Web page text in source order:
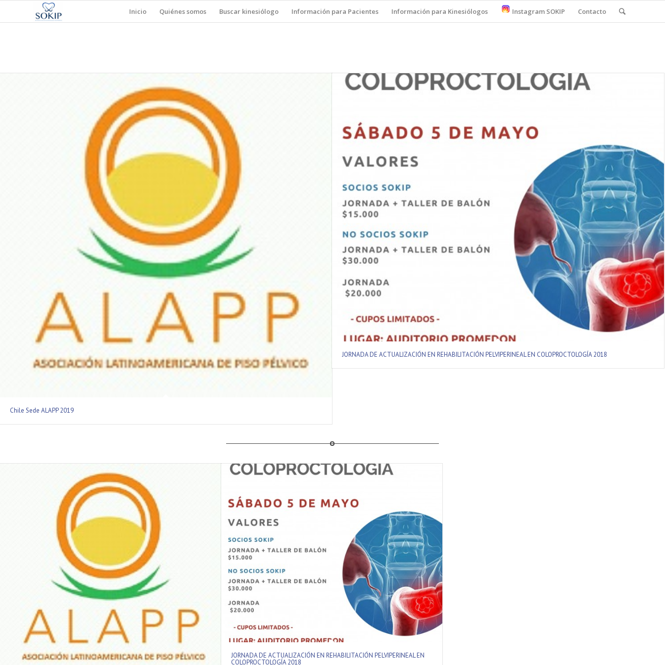
Inicio Quiénes somos Buscar kinesiólogo Información para Pacientes Información para Kinesiólogos Instagram SOKIP Contacto
Chile Sede ALAPP 2019
JORNADA DE ACTUALIZACIÓN EN REHABILITACIÓN PELVIPERINEAL EN COLOPROCTOLOGÍA 2018
JORNADA DE ACTUALIZACIÓN EN REHABILITACIÓN PELVIPERINEAL EN
COLOPROCTOLOGÍA 2018